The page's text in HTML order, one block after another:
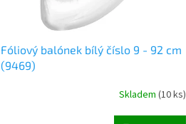
Fóliový balónek bílý číslo 9 - 92 cm
(9469)
Skladem (10 ks)